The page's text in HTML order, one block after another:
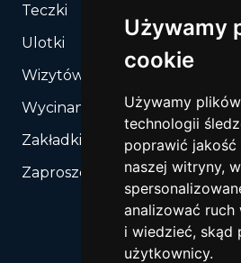
Używamy
cookie
Używamy
technologii
poprawić jakość
naszej witryny,
analizować ruch
i wiedzieć, skąd
użytkownicy.
Teczki
Ulotki
Wizytówki
Wycinanie, Sztancowanie wg
Zakładki do książek
Zaproszenia